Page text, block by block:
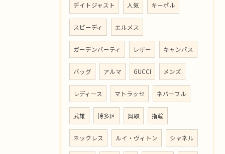
デイトジャスト 人気 キーポル
スピーディ エルメス
ガーデンパーティ レザー キャンパス
バッグ アルマ GUCCI メンズ
レディース マトラッセ ネバーフル
武雄 博多区 買取 指輪
ネックレス ルイ・ヴィトン シャネル